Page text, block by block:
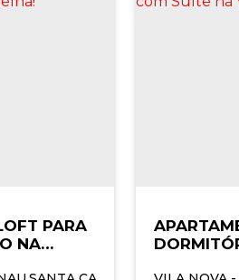
PARA
NA